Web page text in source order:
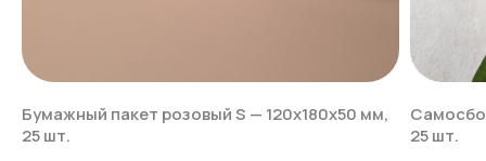
Бумажный пакет розовый S — 120х180х50 мм,
25 шт.
25 шт.